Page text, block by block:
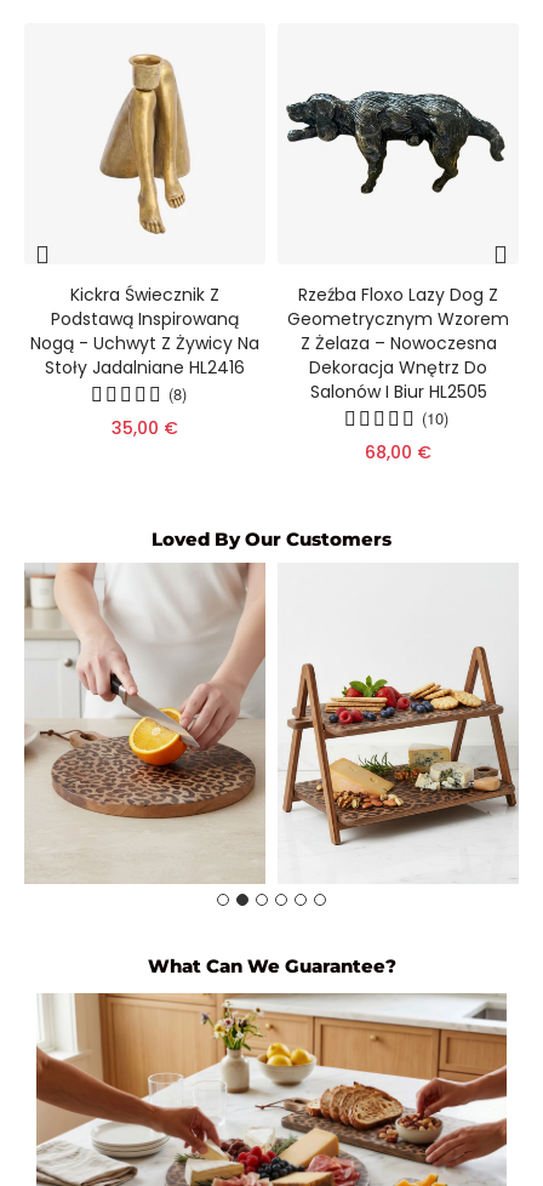
Kickra Świecznik Z
Podstawą Inspirowaną
Nogą - Uchwyt Z Żywicy Na
Stoły Jadalniane HL2416
(8)
35,00 €
Rzeźba Floxo Lazy Dog Z
Geometrycznym Wzorem
Z Żelaza – Nowoczesna
Dekoracja Wnętrz Do
Salonów I Biur HL2505
(10)
68,00 €
Loved By Our Customers
What Can We Guarantee?